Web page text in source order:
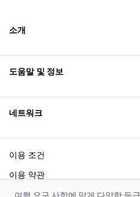
소개
Excellence Awards
블로그
도움말 및 정보
네트워크
이용 조건
이용 약관
쿠키 고지